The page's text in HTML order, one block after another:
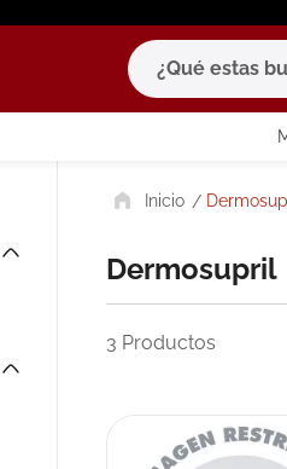
¿Qué estas
Dermosupril
3 Productos
1. eucerin
bioderma
6. degraler
7. isdin